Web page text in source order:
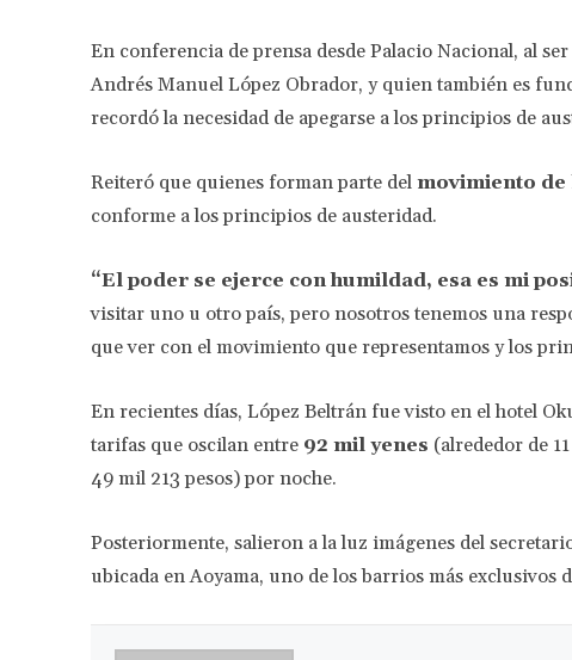
En conferencia de prensa desde Palacio Nacional, al
Andrés Manuel López Obrador, y quien también es
recordó la necesidad de apegarse a los principios de
Reiteró que quienes forman parte del movimiento
conforme a los principios de austeridad.
“El poder se ejerce con humildad, esa es mi
visitar uno u otro país, pero nosotros tenemos una
que ver con el movimiento que representamos y los
En recientes días, López Beltrán fue visto en el hotel
tarifas que oscilan entre 92 mil yenes (alrededor de
49 mil 213 pesos) por noche.
Posteriormente, salieron a la luz imágenes del
ubicada en Aoyama, uno de los barrios más exclusivos